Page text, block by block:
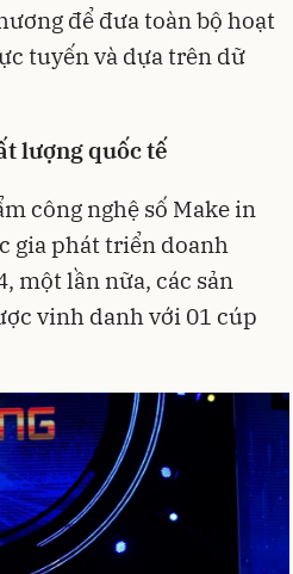
để đưa toàn bộ hoạt
tuyến và dựa trên dữ
lượng quốc tế
công nghệ số Make in
gia phát triển doanh
một lần nữa, các sản
vinh danh với 01 cúp